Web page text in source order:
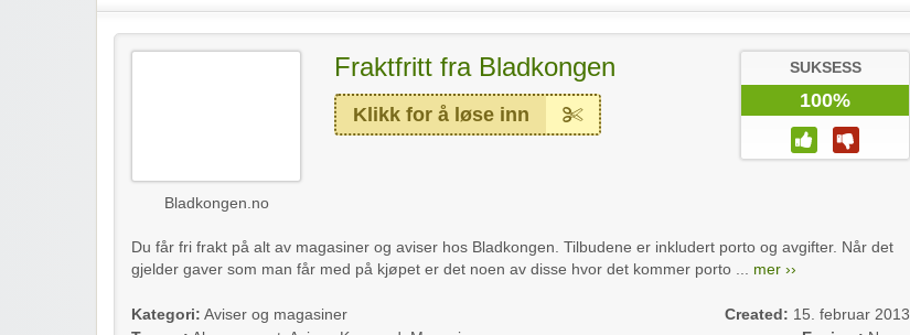
Bladkongen.no
Fraktfritt fra Bladkongen
Klikk for å løse inn
SUKSESS
100%
Du får fri frakt på alt av magasiner og aviser hos Bladkongen. Tilbudene er inkludert porto og avgifter. Når det
gjelder gaver som man får med på kjøpet er det noen av disse hvor det kommer porto ... mer ››
Kategori: Aviser og magasiner
Created: 15. februar 2013